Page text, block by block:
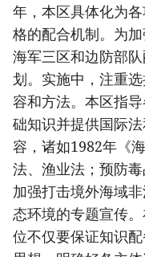
年，本区具体化为
格的配合机制。为
海军三区和边防部
划。实施中，注重
容和方法。本区指
础知识并提供国际
容，诸如1982年《
法、渔业法；预防
加强打击境外海域
态环境的专题宣传
位不仅要保证知识